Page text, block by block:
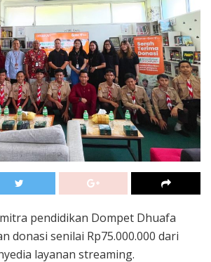
mitra pendidikan Dompet Dhuafa
donasi senilai Rp75.000.000 dari
layanan streaming.